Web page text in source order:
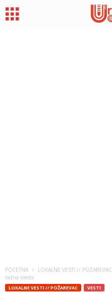
POČETNA LOKALNE VESTI // POŽAREVAC
radna mesta
LOKALNE VESTI // POŽAREVAC VESTI